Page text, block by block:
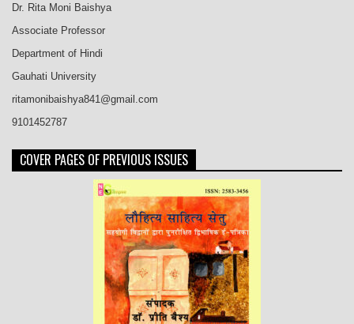
Dr. Rita Moni Baishya
Associate Professor
Department of Hindi
Gauhati University
ritamonibaishya841@gmail.com
9101452787
COVER PAGES OF PREVIOUS ISSUES